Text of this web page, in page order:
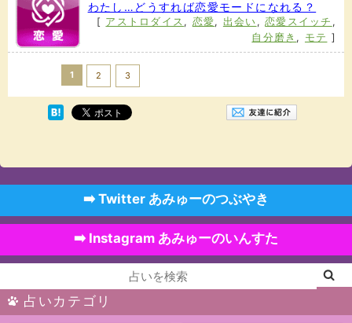
わたし…どうすれば恋愛モードになれる？
[ アストロダイス , 恋愛, 出会い ,恋愛スイッチ ,
自分磨き , モテ ]
1 2 3
➡️ Twitter あみゅーのつぶやき
➡️ Instagram あみゅーのいんすた
占いカテゴリ